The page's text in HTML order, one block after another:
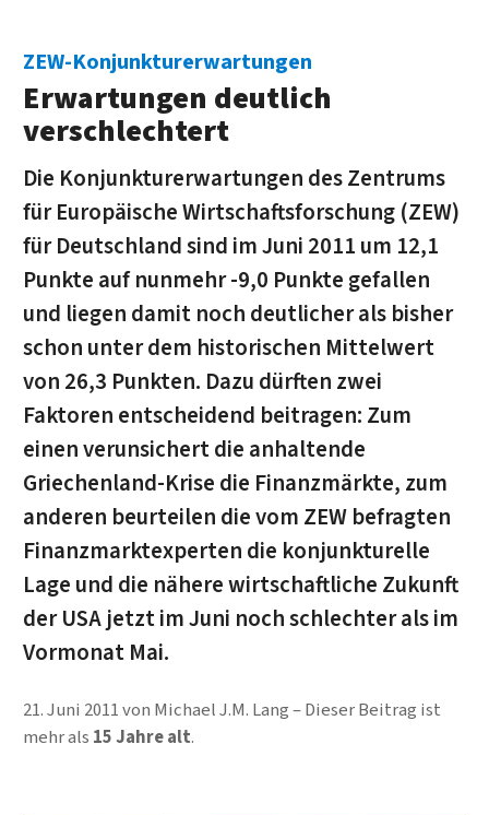
ZEW-Konjunkturerwartungen
Erwartungen deutlich
verschlechtert
Die Konjunkturerwartungen des Zentrums
für Europäische Wirtschaftsforschung (ZEW)
für Deutschland sind im Juni 2011 um 12,1
Punkte auf nunmehr -9,0 Punkte gefallen
und liegen damit noch deutlicher als bisher
schon unter dem historischen Mittelwert
von 26,3 Punkten. Dazu dürften zwei
Faktoren entscheidend beitragen: Zum
einen verun­sichert die anhaltende
Griechenland-Krise die Finanz­märkte, zum
anderen beurteilen die vom ZEW befragten
Finanzmarktexperten die konjunkturelle
Lage und die nähere wirtschaftliche Zukunft
der USA jetzt im Juni noch schlechter als im
Vormonat Mai.
21. Juni 2011von Michael J.M. Lang
Dieser Beitrag ist
mehr als 15 Jahre alt.